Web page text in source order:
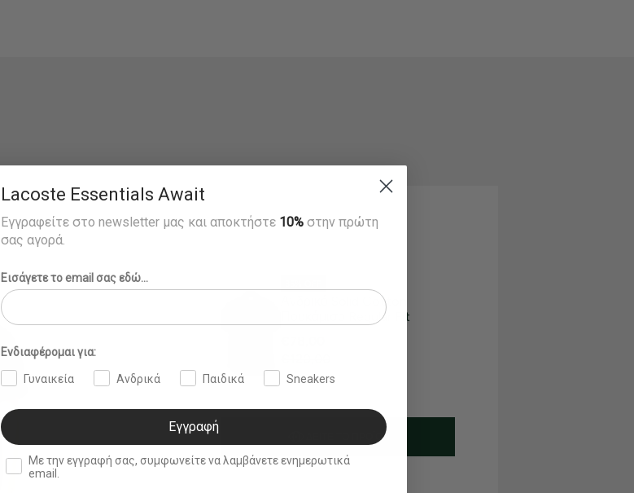
Ανδρικό Solid Cotton
Πουκάμισο Regular Fit
ΔΕΊΤΕ ΤΟ ΠΡΟΪΌΝ
Lacoste Essentials Await
Εγγραφείτε στο newsletter μας και αποκτήστε 10% στην πρώτη
σας αγορά.
Εισάγετε το email σας εδώ...
Ενδιαφέρομαι για:
Γυναικεία Ανδρικά Παιδικά Sneakers
Εγγραφή
double opt in
Με την εγγραφή σας, συμφωνείτε να λαμβάνετε ενημερωτικά
email.